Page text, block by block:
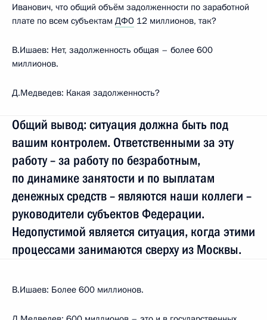
Иванович, что общий объём задолженности по заработной
плате по всем субъектам ДФО 12 миллионов, так?
В.Ишаев: Нет, задолженность общая – более 600
миллионов.
Д.Медведев: Какая задолженность?
Общий вывод: ситуация должна быть под
вашим контролем. Ответственными за эту
работу – за работу по безработным,
по динамике занятости и по выплатам
денежных средств – являются наши коллеги –
руководители субъектов Федерации.
Недопустимой является ситуация, когда этими
процессами занимаются сверху из Москвы.
В.Ишаев: Более 600 миллионов.